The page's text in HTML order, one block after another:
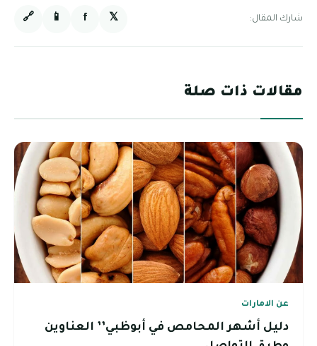
شارك المقال: 𝕏
f
📱
🔗
مقالات ذات صلة
عن الامارات
دليل أشهر المحامص في أبوظبي’’ العناوين